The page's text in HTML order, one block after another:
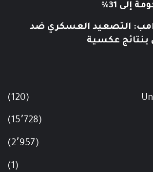
إلى 31%
التصعيد العسكري ضد
بنتائج عكسية
(120)
(15٬728)
(2٬957)
(1)